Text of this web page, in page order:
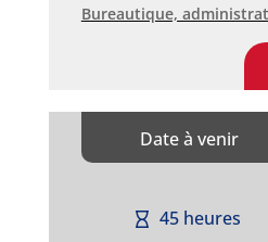
Bureautique,
Date à venir
45 heures